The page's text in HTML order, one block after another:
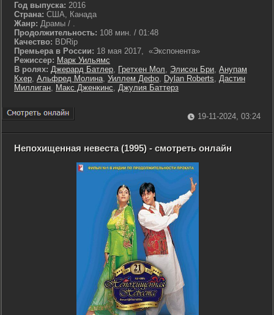
Год выпуска: 2016
Страна: США, Канада
Жанр: Драмы / .
Продолжительность: 108 мин. / 01:48
Качество: BDRip
Премьера в России: 18 мая 2017, «Экспонента»
Режиссер: Марк Уильямс
В ролях: Джерард Батлер, Гретхен Мол, Элисон Бри, Анупам
Кхер, Альфред Молина, Уиллем Дефо, Dylan Roberts, Дастин
Миллиган, Макс Дженкинс, Джулия Баттерз
19-11-2024, 03:24
Непохищенная невеста (1995) - смотреть онлайн